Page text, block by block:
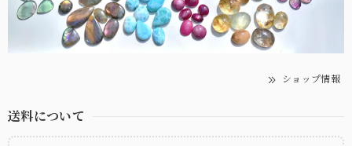
ショップ情報
送料について